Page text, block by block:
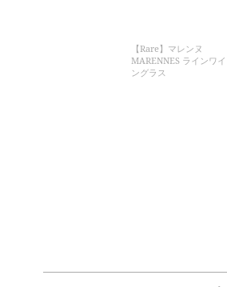
【Rare】マレンヌ
MARENNES ラインワイ
ングラス